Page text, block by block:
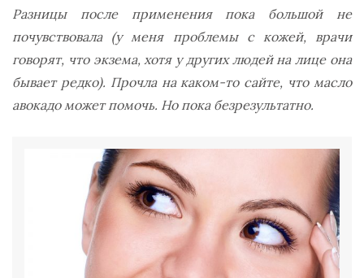
Разницы после применения пока большой не
почувствовала (у меня проблемы с кожей, врачи
говорят, что экзема, хотя у других людей на лице она
бывает редко). Прочла на каком-то сайте, что масло
авокадо может помочь. Но пока безрезультатно.